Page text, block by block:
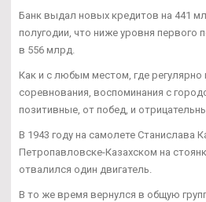
Банк выдал новых кредитов на 441
полугодии, что ниже уровня первого
в 556 млрд.
Как и с любым местом, где
соревнования, воспоминания с
позитивные, от побед, и
В 1943 году на самолете Станислава
Петропавловске-Казахском на
отвалился один двигатель.
В то же время вернулся в общую